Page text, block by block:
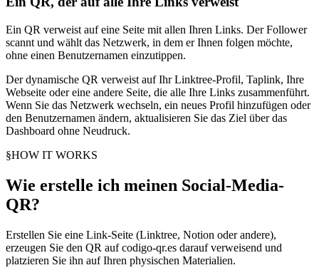
Ein QR verweist auf eine Seite mit allen Ihren Links. Der Follower
scannt und wählt das Netzwerk, in dem er Ihnen folgen möchte,
ohne einen Benutzernamen einzutippen.
Der dynamische QR verweist auf Ihr Linktree-Profil, Taplink, Ihre
Webseite oder eine andere Seite, die alle Ihre Links zusammenführt.
Wenn Sie das Netzwerk wechseln, ein neues Profil hinzufügen oder
den Benutzernamen ändern, aktualisieren Sie das Ziel über das
Dashboard ohne Neudruck.
§HOW IT WORKS
Wie erstelle ich meinen Social-Media-
QR?
Erstellen Sie eine Link-Seite (Linktree, Notion oder andere),
erzeugen Sie den QR auf codigo-qr.es darauf verweisend und
platzieren Sie ihn auf Ihren physischen Materialien.